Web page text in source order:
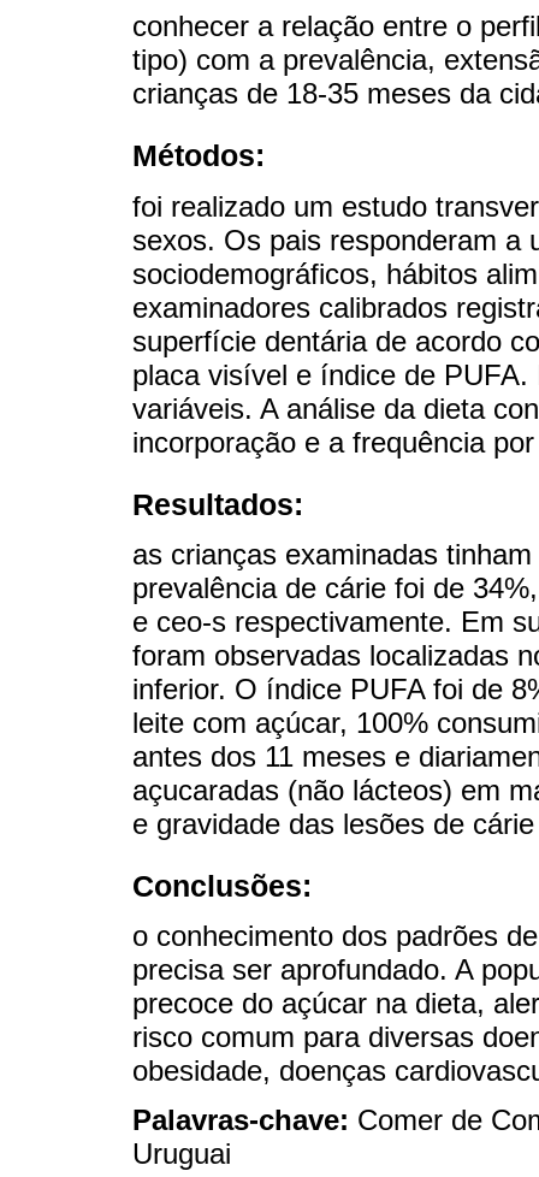
conhecer a relação entre o
tipo) com a prevalência,
crianças de 18-35 meses da
Métodos:
foi realizado um estudo
sexos. Os pais responderam a
sociodemográficos, hábitos
examinadores calibrados
superfície dentária de acordo
placa visível e índice de
variáveis. A análise da dieta
incorporação e a frequência
Resultados:
as crianças examinadas
prevalência de cárie foi de
e ceo-s respectivamente. Em
foram observadas localizadas
inferior. O índice PUFA foi de
leite com açúcar, 100%
antes dos 11 meses e
açucaradas (não lácteos) em
e gravidade das lesões de
Conclusões:
o conhecimento dos padrões
precisa ser aprofundado. A
precoce do açúcar na dieta,
risco comum para diversas
obesidade, doenças
Palavras-chave: Comer de
Uruguai